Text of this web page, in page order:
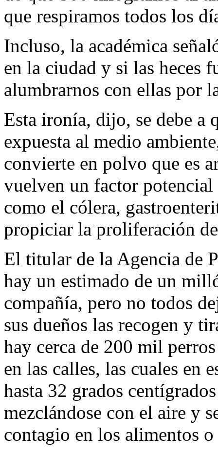
que respiramos todos los
Incluso, la académica
en la ciudad y si las heces
alumbrarnos con ellas por
Esta ironía, dijo, se debe a
expuesta al medio
convierte en polvo que es
vuelven un factor potencial
como el cólera,
propiciar la proliferación
El titular de la Agencia de
hay un estimado de un
compañía, pero no todos
sus dueños las recogen y
hay cerca de 200 mil
en las calles, las cuales en
hasta 32 grados
mezclándose con el aire y
contagio en los alimentos